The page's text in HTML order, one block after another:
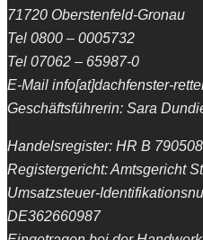
71720 Oberstenfeld-Gronau
Tel 0800 – 0005732
Tel 07062 – 65987-0
E-Mail info[at]dachfenster-
Geschäftsführerin: Sara
Handelsregister: HR B 790508
Registergericht: Amtsgericht
Umsatzsteuer-
DE362660987